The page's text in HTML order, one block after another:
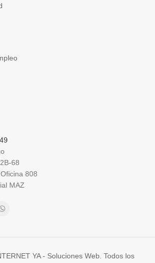
68
808
MAZ
YA - Soluciones Web. Todos los